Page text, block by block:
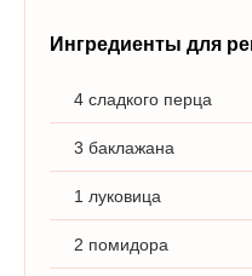
Ингредиенты для
4 сладкого перца
3 баклажана
1 луковица
2 помидора